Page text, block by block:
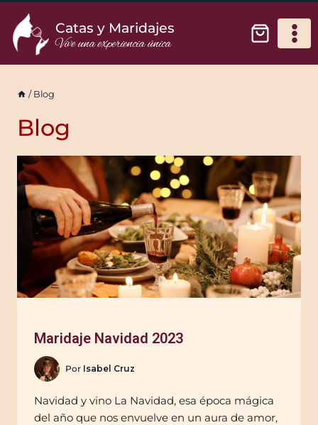
Catas y Maridajes
Vive una experiencia única
/ Blog
Blog
Maridaje Navidad 2023
Por Isabel Cruz
Navidad y vino La Navidad, esa época mágica
del año que nos envuelve en un aura de amor,